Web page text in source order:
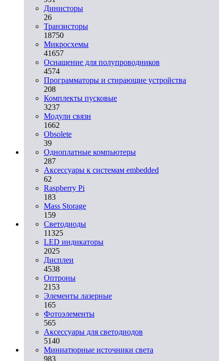
Динисторы
26
Транзисторы
18750
Микросхемы
41657
Оснащение для полупроводников
4574
Программаторы и стирающие устройства
208
Комплекты пусковые
3237
Модули связи
1662
Obsolete
39
Одноплатные компьютеры
287
Аксессуары к системам embedded
62
Raspberry Pi
183
Mass Storage
159
Светодиоды
11325
LED индикаторы
2025
Дисплеи
4538
Оптроны
2153
Элементы лазерные
165
Фотоэлементы
565
Аксессуары для светодиодов
5140
Миниатюрные источники света
983